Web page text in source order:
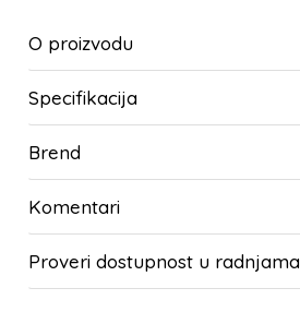
O proizvodu
Specifikacija
Brend
Komentari
Proveri dostupnost u radnjama